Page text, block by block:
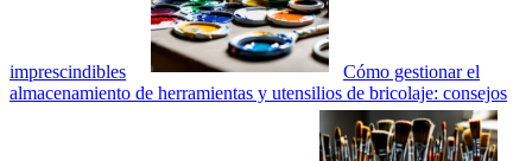
imprescindibles
Cómo gestionar el
almacenamiento de herramientas y utensilios de bricolaje: consejos